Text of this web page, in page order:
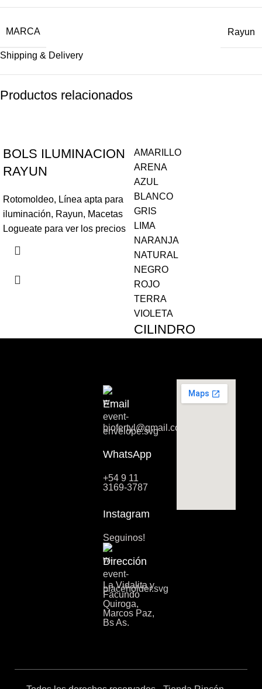
MARCA Rayun
Shipping & Delivery
Productos relacionados
BOLS ILUMINACION
RAYUN
Rotomoldeo, Línea apta para
iluminación, Rayun, Macetas
Logueate para ver los precios
AMARILLO
ARENA
AZUL
BLANCO
GRIS
LIMA
NARANJA
NATURAL
NEGRO
ROJO
TERRA
VIOLETA
CILINDRO
,Línea hogar
Rayun,Macetas
Logueate para ver los precios
Email
biofertyl@gmail.com
WhatsApp
+54 9 11
3169-3787
Instagram
Seguinos!
Dirección
La Vidalita y
Facundo
Quiroga,
Marcos Paz,
Bs As.